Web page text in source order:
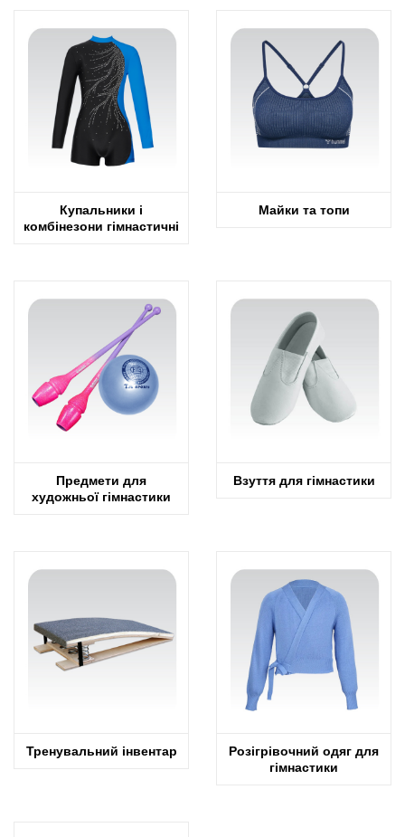
Купальники і
комбінезони гімнастичні
Майки та топи
Предмети для
художньої гімнастики
Взуття для гімнастики
Тренувальний інвентар
Розігрівочний одяг для
гімнастики